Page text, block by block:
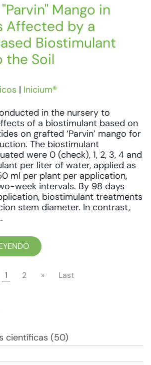
Mango in
Affected by a
Biostimulant
the Soil
| Inicium®
in the nursery to
of a biostimulant based on
on grafted ‘Parvin’ mango for
The biostimulant
were 0 (check), 1, 2, 3, 4 and
per liter of water, applied as
ml per plant per application,
week intervals. By 98 days
biostimulant treatments
stem diameter. In contrast,
1 2 » Last
científicas (50)